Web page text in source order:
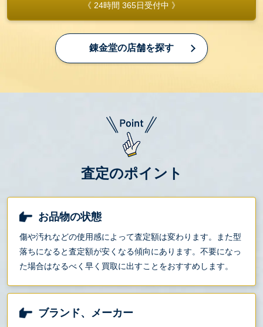
《 24時間 365日受付中 》
錬金堂の店舗を探す
査定のポイント
お品物の状態
傷や汚れなどの使用感によって査定額は変わります。また型
落ちになると査定額が安くなる傾向にあります。不要になっ
た場合はなるべく早く買取に出すことをおすすめします。
ブランド、メーカー